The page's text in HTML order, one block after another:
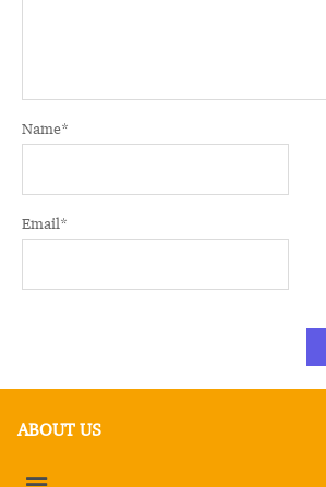
Name*
Email*
ABOUT US